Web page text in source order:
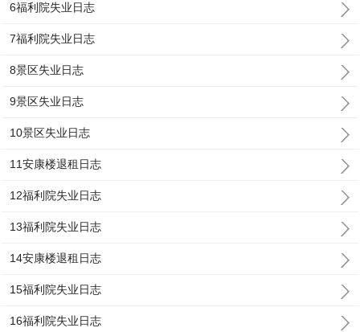
6福利院失业日志
7福利院失业日志
8景区失业日志
9景区失业日志
10景区失业日志
11安康楼退租日志
12福利院失业日志
13福利院失业日志
14安康楼退租日志
15福利院失业日志
16福利院失业日志